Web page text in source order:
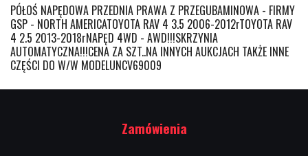
PÓŁOŚ NAPĘDOWA PRZEDNIA PRAWA Z PRZEGUBAMINOWA - FIRMY
GSP - NORTH AMERICATOYOTA RAV 4 3.5 2006-2012rTOYOTA RAV
4 2.5 2013-2018rNAPĘD 4WD - AWD!!!SKRZYNIA
AUTOMATYCZNA!!!CENA ZA SZT..NA INNYCH AUKCJACH TAKŻE INNE
CZĘŚCI DO W/W MODELUNCV69009
Zamówienia